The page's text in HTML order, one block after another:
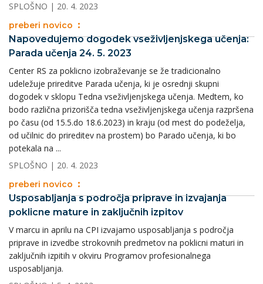
SPLOŠNO | 20. 4. 2023
preberi novico
Napovedujemo dogodek vseživljenjskega učenja:
Parada učenja 24. 5. 2023
Center RS za poklicno izobraževanje se že tradicionalno
udeležuje prireditve Parada učenja, ki je osrednji skupni
dogodek v sklopu Tedna vseživljenjskega učenja. Medtem, ko
bodo različna prizorišča tedna vseživljenjskega učenja razpršena
po času (od 15.5.do 18.6.2023) in kraju (od mest do podeželja,
od učilnic do prireditev na prostem) bo Parado učenja, ki bo
potekala na ...
SPLOŠNO | 20. 4. 2023
preberi novico
Usposabljanja s področja priprave in izvajanja
poklicne mature in zaključnih izpitov
V marcu in aprilu na CPI izvajamo usposabljanja s področja
priprave in izvedbe strokovnih predmetov na poklicni maturi in
zaključnih izpitih v okviru Programov profesionalnega
usposabljanja.